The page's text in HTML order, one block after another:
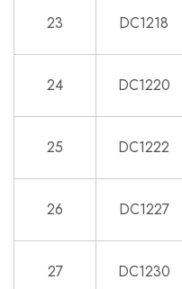
23 DC1218
24 DC1220
25 DC1222
26 DC1227
27 DC1230